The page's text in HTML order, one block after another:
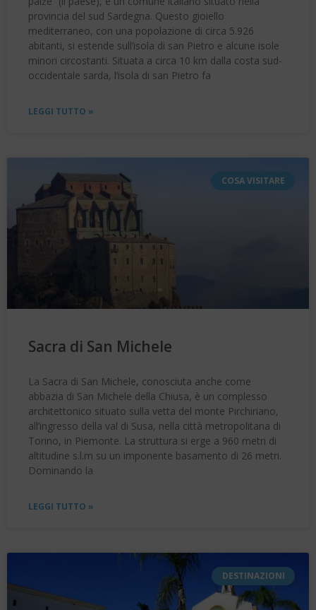
provincia del sud Sardegna. Questo gioiello
mediterraneo, con una popolazione di circa 5.926
abitanti, si estende sull’isola di san Pietro e alcune isole
minori circostanti. Situata a circa 10 km dalla costa sud-
occidentale sarda, l’isola di san Pietro fa
LEGGI TUTTO »
COSA VISITARE
Sacra di San Michele
La Sacra di San Michele, conosciuta anche come
abbazia di San Michele della Chiusa, è un complesso
architettonico situato sulla vetta del monte Pirchiriano,
all’ingresso della val di Susa, nella città metropolitana di
Torino, in Piemonte. La struttura si erge a 960 metri di
altitudine s.l.m su un imponente basamento di 26 metri.
Dominando la
LEGGI TUTTO »
DESTINAZIONI